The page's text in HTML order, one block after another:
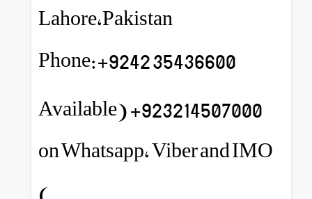
Lahore,Pakistan
Phone:+9242 35436600
923214507000+ (Available
on Whatsapp, Viber and IMO
)